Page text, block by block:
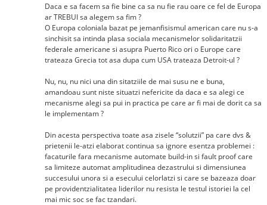
Daca e sa facem sa fie bine ca sa nu fie rau oare ce fel de Europa
ar TREBUI sa alegem sa fim ?
O Europa coloniala bazat pe jemanfisismul american care nu s-a
sinchisit sa intinda plasa sociala mecanismelor solidaritatzii
federale americane si asupra Puerto Rico ori o Europe care
trateaza Grecia tot asa dupa cum USA trateaza Detroit-ul ?
Nu, nu, nu nici una din sitatziile de mai susu ne e buna,
amandoau sunt niste situatzi nefericite da daca e sa alegi ce
mecanisme alegi sa pui in practica pe care ar fi mai de dorit ca sa
le implementam ?
Din acesta perspectiva toate asa zisele “solutzii” pa care dvs &
prietenii le-atzi elaborat continua sa ignore esentza problemei :
facaturile fara mecanisme automate build-in si fault proof care
sa limiteze automat amplitudinea dezastrului si dimensiunea
succesului unora si a esecului celorlatzi si care se bazeaza doar
pe providentzialitatea liderilor nu resista le testul istoriei la cel
mai mic soc se fac tzandari.